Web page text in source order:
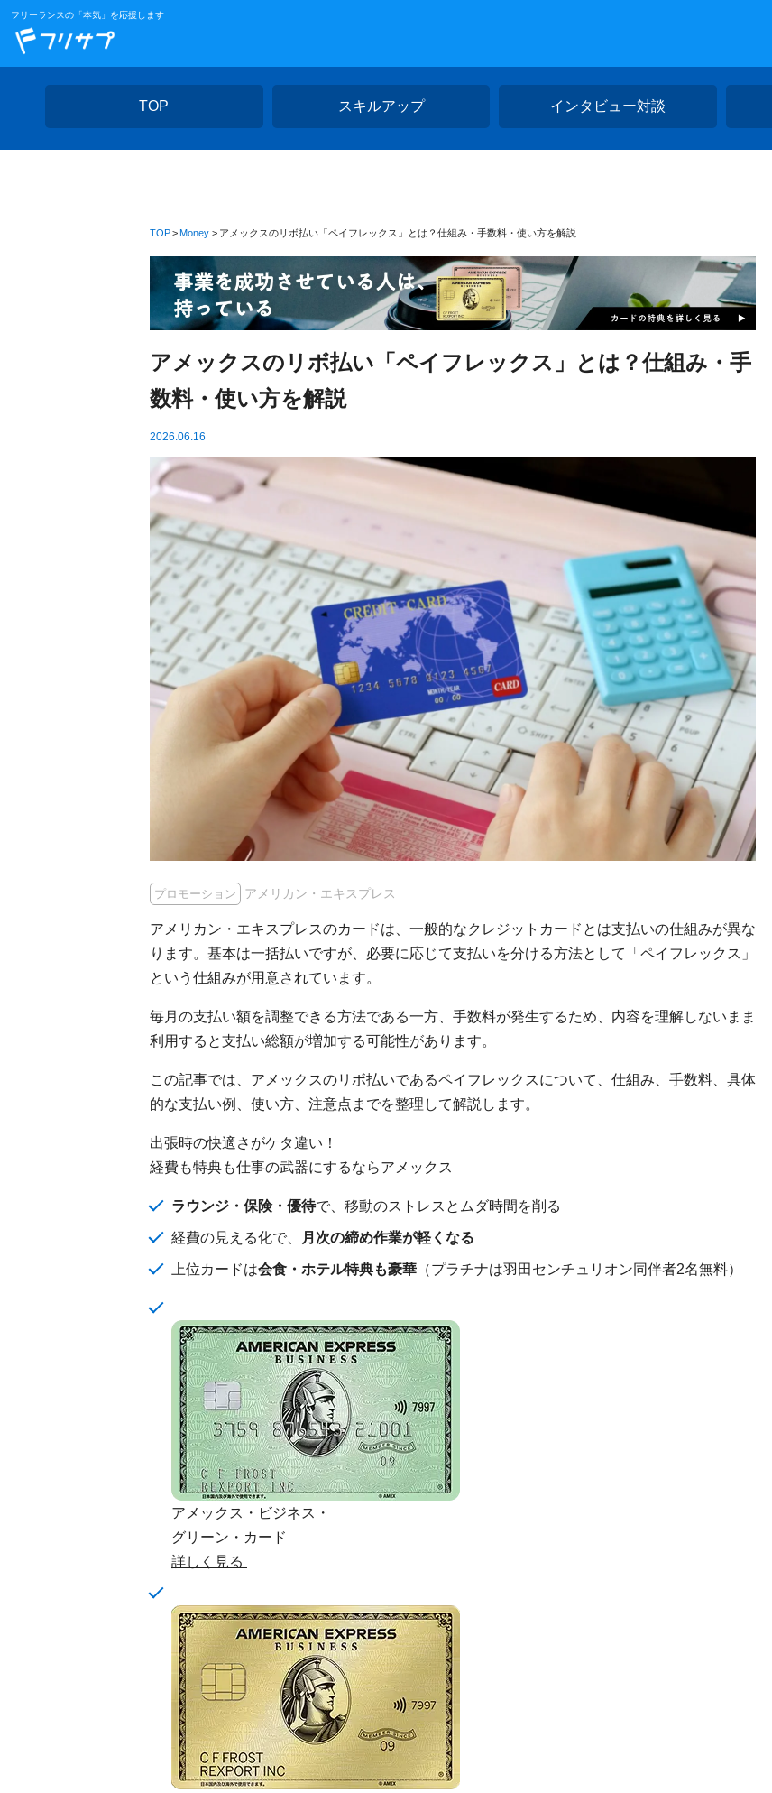
フリーランスの「本気」を応援します
TOP スキルアップ インタビュー対談
TOP Money アメックスのリボ払い「ペイフレックス」とは？仕組み・手数料・使い方を解説
アメックスのリボ払い「ペイフレックス」とは？仕組み・手
数料・使い方を解説
2026.06.16
プロモーション アメリカン・エキスプレス
アメリカン・エキスプレスのカードは、一般的なクレジットカードとは支払いの仕組みが異な
ります。基本は一括払いですが、必要に応じて支払いを分ける方法として「ペイフレックス」
という仕組みが用意されています。
毎月の支払い額を調整できる方法である一方、手数料が発生するため、内容を理解しないまま
利用すると支払い総額が増加する可能性があります。
この記事では、アメックスのリボ払いであるペイフレックスについて、仕組み、手数料、具体
的な支払い例、使い方、注意点までを整理して解説します。
出張時の快適さがケタ違い！
経費も特典も仕事の武器にするならアメックス
ラウンジ・保険・優待で、移動のストレスとムダ時間を削る
経費の見える化で、 月次の締め作業が軽くなる
上位カードは会食・ホテル特典も豪華 （プラチナは羽田センチュリオン同伴者2名無料）
アメックス・ビジネス・
グリーン・カード
詳しく見る